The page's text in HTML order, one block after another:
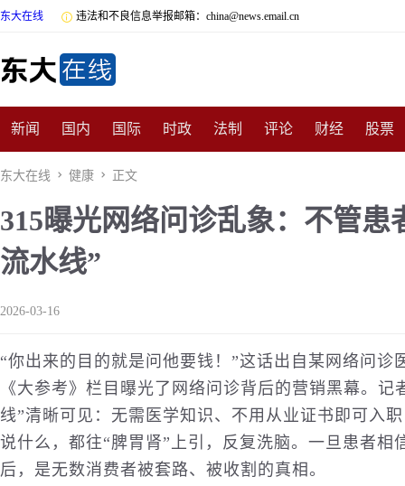
东大在线  违法和不良信息举报邮箱：china@news.email.cn
新闻 国内 国际 时政 法制 评论 财经 股票
数码 民俗 招商
非遗 公益 娱乐 游戏 影视 明星 时尚 体育
东大在线  健康  正文
315曝光网络问诊乱象：不管
流水线”
2026-03-16
“你出来的目的就是问他要钱！”这话出自某网络问诊
《大参考》栏目曝光了网络问诊背后的营销黑幕。
线”清晰可见：无需医学知识、不用从业证书即可入
说什么，都往“脾胃肾”上引，反复洗脑。一旦患者相
后，是无数消费者被套路、被收割的真相。